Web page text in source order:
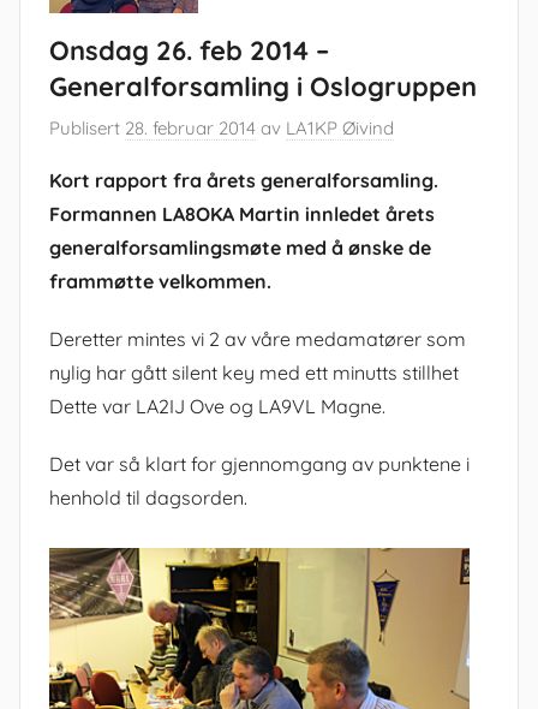
Onsdag 26. feb 2014 –
Generalforsamling i Oslogruppen
Publisert 28. februar 2014 av LA1KP Øivind
Kort rapport fra årets generalforsamling.
Formannen LA8OKA Martin innledet årets
generalforsamlingsmøte med å ønske de
frammøtte velkommen.
Deretter mintes vi 2 av våre medamatører som
nylig har gått silent key med ett minutts stillhet
Dette var LA2IJ Ove og LA9VL Magne.
Det var så klart for gjennomgang av punktene i
henhold til dagsorden.